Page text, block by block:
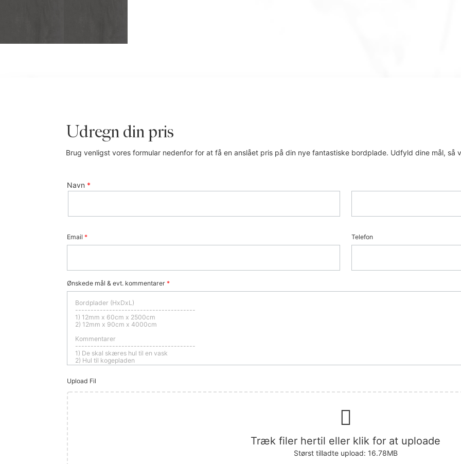
Udregn din pris
Brug venligst vores formular nedenfor for at få en anslået pris på din nye fantastiske bordplade. Udfyld dine mål, så
Navn *
Email * Telefon
Ønskede mål & evt. kommentarer *
Upload Fil
Træk filer hertil eller klik for at uploade
Størst tilladte upload: 16.78MB